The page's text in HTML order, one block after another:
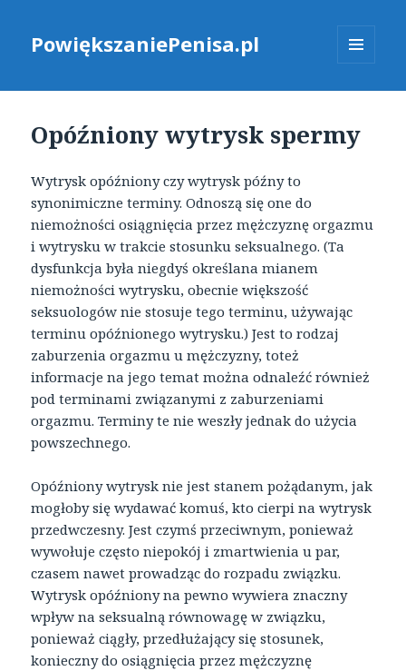
PowiększaniePenisa.pl
Opóźniony wytrysk spermy
Wytrysk opóźniony czy wytrysk późny to
synonimiczne terminy. Odnoszą się one do
niemożności osiągnięcia przez mężczyznę orgazmu
i wytrysku w trakcie stosunku seksualnego. (Ta
dysfunkcja była niegdyś określana mianem
niemożności wytrysku, obecnie większość
seksuologów nie stosuje tego terminu, używając
terminu opóźnionego wytrysku.) Jest to rodzaj
zaburzenia orgazmu u mężczyzny, toteż
informacje na jego temat można odnaleźć również
pod terminami związanymi z zaburzeniami
orgazmu. Terminy te nie weszły jednak do użycia
powszechnego.
Opóźniony wytrysk nie jest stanem pożądanym, jak
mogłoby się wydawać komuś, kto cierpi na wytrysk
przedwczesny. Jest czymś przeciwnym, ponieważ
wywołuje często niepokój i zmartwienia u par,
czasem nawet prowadząc do rozpadu związku.
Wytrysk opóźniony na pewno wywiera znaczny
wpływ na seksualną równowagę w związku,
ponieważ ciągły, przedłużający się stosunek,
konieczny do osiągnięcia przez mężczyznę